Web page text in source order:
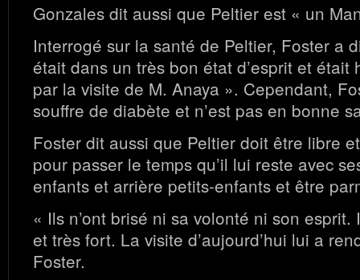
Gonzales dit aussi que Peltier est « un
Interrogé sur la santé de Peltier, Foster a
était dans un très bon état d’esprit et était
par la visite de M. Anaya ». Cependant,
souffre de diabète et n’est pas en bonne
Foster dit aussi que Peltier doit être libre
pour passer le temps qu’il lui reste avec
enfants et arrière petits-enfants et être
« Ils n’ont brisé ni sa volonté ni son
et très fort. La visite d’aujourd’hui lui a
Foster.